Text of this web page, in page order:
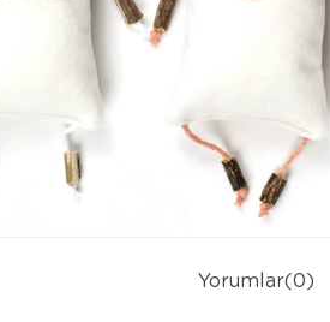
Yorumlar(0)